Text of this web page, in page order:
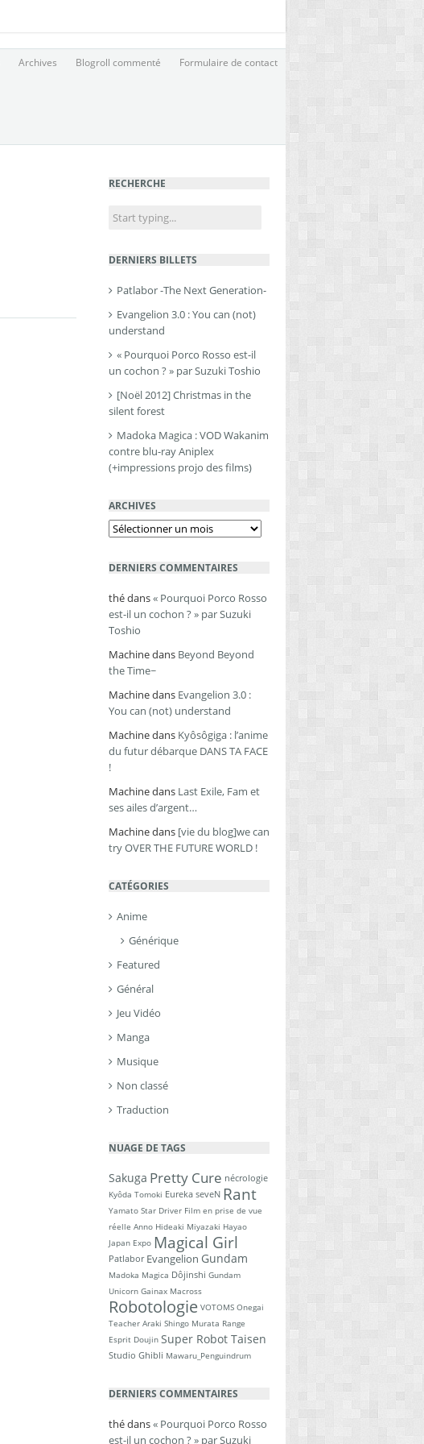
Archives Blogroll commenté Formulaire de contact
RECHERCHE
DERNIERS BILLETS
Patlabor -The Next Generation-
Evangelion 3.0 : You can (not)
understand
« Pourquoi Porco Rosso est-il
un cochon ? » par Suzuki Toshio
[Noël 2012] Christmas in the
silent forest
Madoka Magica : VOD Wakanim
contre blu-ray Aniplex
(+impressions projo des films)
ARCHIVES
Archives
DERNIERS COMMENTAIRES
thédans« Pourquoi Porco Rosso
est-il un cochon ? » par Suzuki
Toshio
Machinedans Beyond Beyond
the Time~
Machinedans Evangelion 3.0 :
You can (not) understand
Machinedans Kyôsôgiga : l’anime
du futur débarque DANS TA FACE
!
Machinedans Last Exile, Fam et
ses ailes d’argent…
Machinedans [vie du blog]we can
try OVER THE FUTURE WORLD !
CATÉGORIES
Anime
Générique
Featured
Général
Jeu Vidéo
Manga
Musique
Non classé
Traduction
NUAGE DE TAGS
Sakuga Pretty Cure nécrologie
Kyôda Tomoki Eureka seveN Rant
Yamato Star Driver Film en prise de vue
réelle Anno Hideaki Miyazaki Hayao
Japan Expo Magical Girl
Patlabor Evangelion Gundam
Madoka Magica Dôjinshi Gundam
Unicorn Gainax Macross
Robotologie VOTOMS Onegai
Teacher Araki Shingo Murata Range
Esprit Doujin Super Robot Taisen
Studio Ghibli Mawaru_Penguindrum
DERNIERS COMMENTAIRES
thédans« Pourquoi Porco Rosso
est-il un cochon ? » par Suzuki